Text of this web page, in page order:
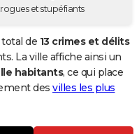
et stupéfiants
de 13 crimes et délits
La ville affiche ainsi un
habitants, ce qui place
des villes les plus